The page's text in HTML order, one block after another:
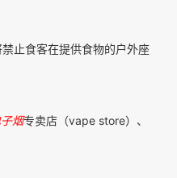
止食客在提供食物的户外座
烟专卖店（vape store）、